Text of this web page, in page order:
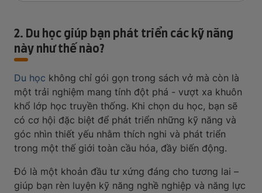
2. Du học giúp bạn phát triển các kỹ năng
này như thế nào?
Du học không chỉ gói gọn trong sách vở mà còn là
một trải nghiệm mang tính đột phá - vượt xa khuôn
khổ lớp học truyền thống. Khi chọn du học, bạn sẽ
có cơ hội đặc biệt để phát triển những kỹ năng và
góc nhìn thiết yếu nhằm thích nghi và phát triển
trong một thế giới toàn cầu hóa, đầy biến động.
Đó là một khoản đầu tư xứng đáng cho tương lai –
giúp bạn rèn luyện kỹ năng nghề nghiệp và năng lực